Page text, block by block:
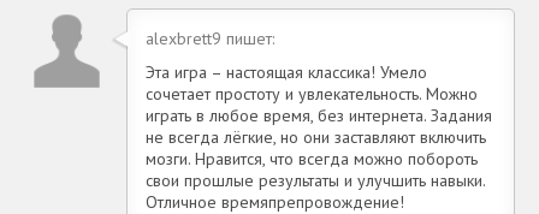
alexbrett9 пишет:
Эта игра – настоящая классика! Умело
сочетает простоту и увлекательность. Можно
играть в любое время, без интернета. Задания
не всегда лёгкие, но они заставляют включить
мозги. Нравится, что всегда можно побороть
свои прошлые результаты и улучшить навыки.
Отличное времяпрепровождение!